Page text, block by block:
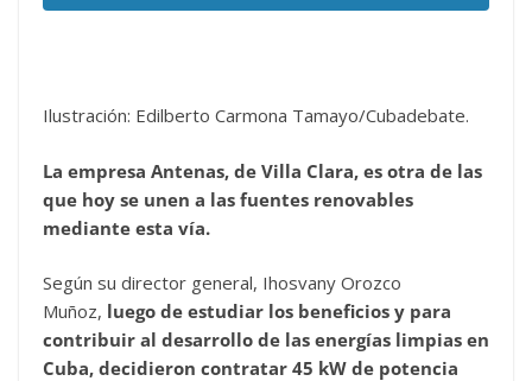
Ilustración: Edilberto Carmona Tamayo/Cubadebate.
La empresa Antenas, de Villa Clara, es otra de las
que hoy se unen a las fuentes renovables
mediante esta vía.
Según su director general, Ihosvany Orozco
Muñoz, luego de estudiar los beneficios y para
contribuir al desarrollo de las energías limpias en
Cuba, decidieron contratar 45 kW de potencia